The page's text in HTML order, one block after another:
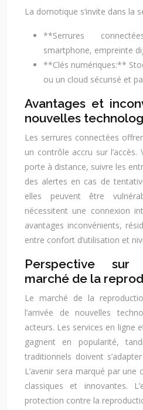
La domotique s’invite dans la
**Serrures
smartphone, empreinte
**Clés numériques:**
ou un cloud sécurisé et
Avantages et
nouvelles
Les serrures connectées
un contrôle accru sur
porte à distance, suivre les
des alertes en cas de
elles peuvent être
nécessitent une connexion
avantages inconvénients,
entre confort d’utilisation et
Perspective sur
marché de la
Le marché de la
l’arrivée de nouvelles
acteurs. Les services en ligne
gagnent en popularité,
traditionnels doivent
L’avenir sera marqué par
classiques et innovantes.
protection contre la